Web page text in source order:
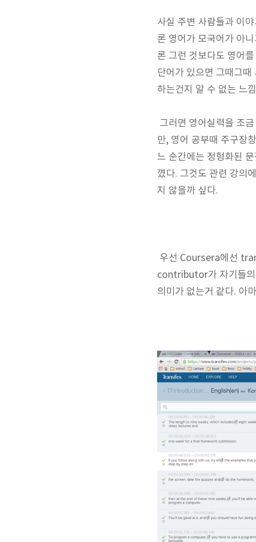
사실 주변 사람들과 이
론 영어가 모국어가 아
론 그런 것보다도 영어
단어가 있으면 그때그때
하는건지 알 수 없는 느
그러면 영어실력을 조
만, 영어 공부때 주구장
느 순간에는 정형화된
꼈다. 그것도 관련 강의
지 않을까 싶다.
우선 Coursera에선
contributor가 자기들의
의미가 없는거 같다. 아